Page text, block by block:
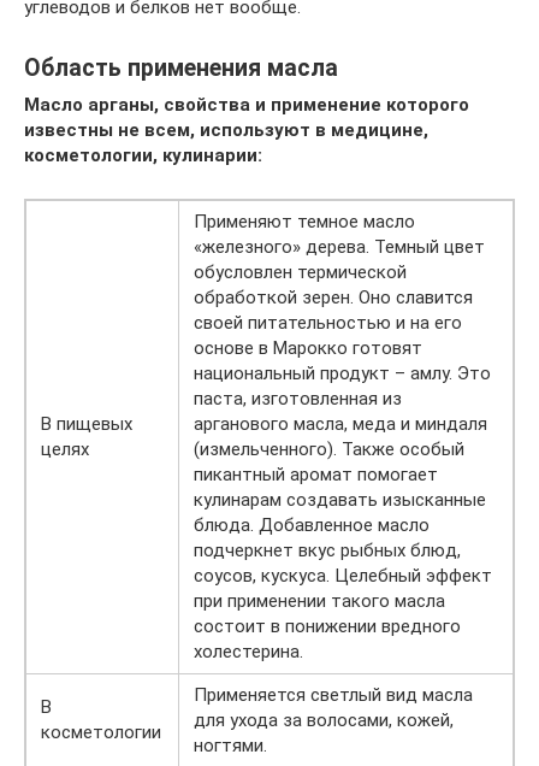
углеводов и белков нет вообще.
Область применения масла
Масло арганы, свойства и применение которого
известны не всем, используют в медицине,
косметологии, кулинарии:
В пищевых
целях
Применяют темное масло
«железного» дерева. Темный цвет
обусловлен термической
обработкой зерен. Оно славится
своей питательностью и на его
основе в Марокко готовят
национальный продукт – амлу. Это
паста, изготовленная из
арганового масла, меда и миндаля
(измельченного). Также особый
пикантный аромат помогает
кулинарам создавать изысканные
блюда. Добавленное масло
подчеркнет вкус рыбных блюд,
соусов, кускуса. Целебный эффект
при применении такого масла
состоит в понижении вредного
холестерина.
В
косметологии
Применяется светлый вид масла
для ухода за волосами, кожей,
ногтями.